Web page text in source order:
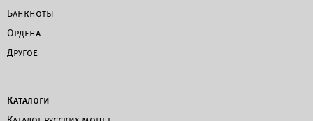
Банкноты
Ордена
Другое
Каталоги